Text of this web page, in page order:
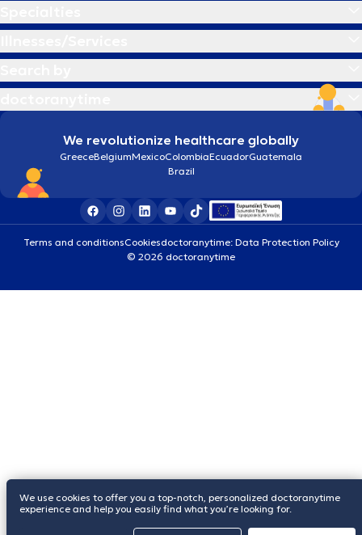
We revolutionize healthcare globally
GreeceBelgiumMexicoColombiaEcuadorGuatemala
Brazil
Terms and conditionsCookiesdoctoranytime: Data Protection Policy
© 2026 doctoranytime
We use cookies to offer you a top-notch, personalized doctoranytime
experience and help you easily find what you’re looking for.